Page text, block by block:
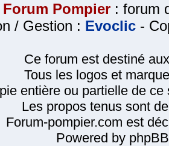
Forum Pompier : forum
/ Gestion : Evoclic -
Ce forum est destiné
Tous les logos et
entière ou partielle de
Les propos tenus sont
Forum-pompier.com est
Powered by